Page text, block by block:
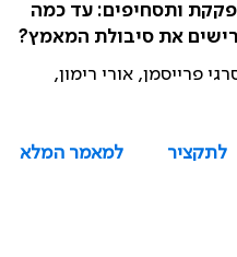
פקקת ותסחיפים: עד כמה
את סיבולת המאמץ?
פרייסמן, אורי רימון,
לתקציר
למאמר המלא